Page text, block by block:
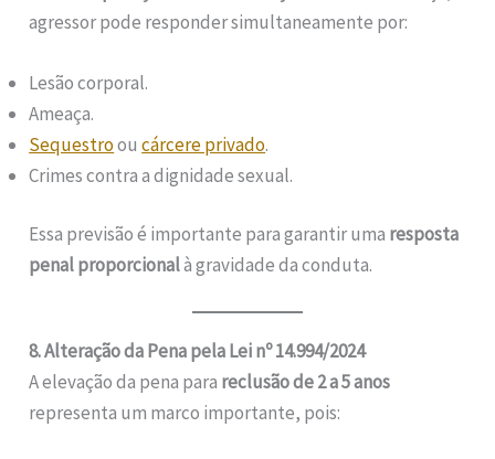
agressor pode responder simultaneamente por:
Lesão corporal.
Ameaça.
Sequestrooucárcere privado.
Crimes contra a dignidade sexual.
Essa previsão é importante para garantir uma resposta
penal proporcionalà gravidade da conduta.
8. Alteração da Pena pela Lei nº 14.994/2024
A elevação da pena para reclusão de 2 a 5 anos
representa um marco importante, pois: